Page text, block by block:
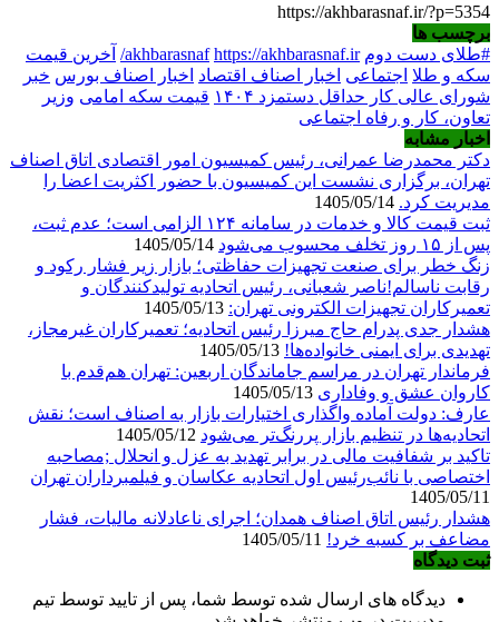
https://akhbarasnaf.ir/?p=5354
برچسب ها
#طلای دست دوم
akhbarasnaf https://akhbarasnaf.ir/
آخرین قیمت
سکه و طلا اجتماعی اخبار اصناف اقتصاد اخبار اصناف بورس خبر
شورای عالی کار حداقل دستمزد ۱۴۰۴
قیمت سکه امامی وزیر
تعاون، کار و رفاه اجتماعی
اخبار مشابه
دکتر محمدرضا عمرانی، رئیس کمیسیون امور اقتصادی اتاق اصناف
تهران، برگزاری نشست این کمیسیون با حضور اکثریت اعضا را
مدیریت کرد.
ثبت قیمت کالا و خدمات در سامانه ۱۲۴ الزامی است؛ عدم ثبت،
پس از ۱۵ روز تخلف محسوب می‌شود
زنگ خطر برای صنعت تجهیزات حفاظتی؛ بازار زیر فشار رکود و
رقابت ناسالم!ناصر شعبانی، رئیس اتحادیه تولیدکنندگان و
تعمیرکاران تجهیزات الکترونی تهران:
هشدار جدی پدرام حاج میرزا رئیس اتحادیه؛ تعمیرکاران غیرمجاز،
تهدیدی برای ایمنی خانواده‌ها!
فرماندار تهران در مراسم جاماندگان اربعین: تهران هم‌قدم با
کاروان عشق و وفاداری
عارف: دولت آماده واگذاری اختیارات بازار به اصناف است؛ نقش
اتحادیه‌ها در تنظیم بازار پررنگ‌تر می‌شود
تاکید بر شفافیت مالی در برابر تهدید به عزل و انحلال ;مصاحبه
اختصاصی با نائب‌رئیس اول اتحادیه عکاسان و فیلمبرداران تهران
1405/05/11
هشدار رئیس اتاق اصناف همدان؛ اجرای ناعادلانه مالیات، فشار
مضاعف بر کسبه خرد!
ثبت دیدگاه
دیدگاه های ارسال شده توسط شما، پس از تایید توسط تیم